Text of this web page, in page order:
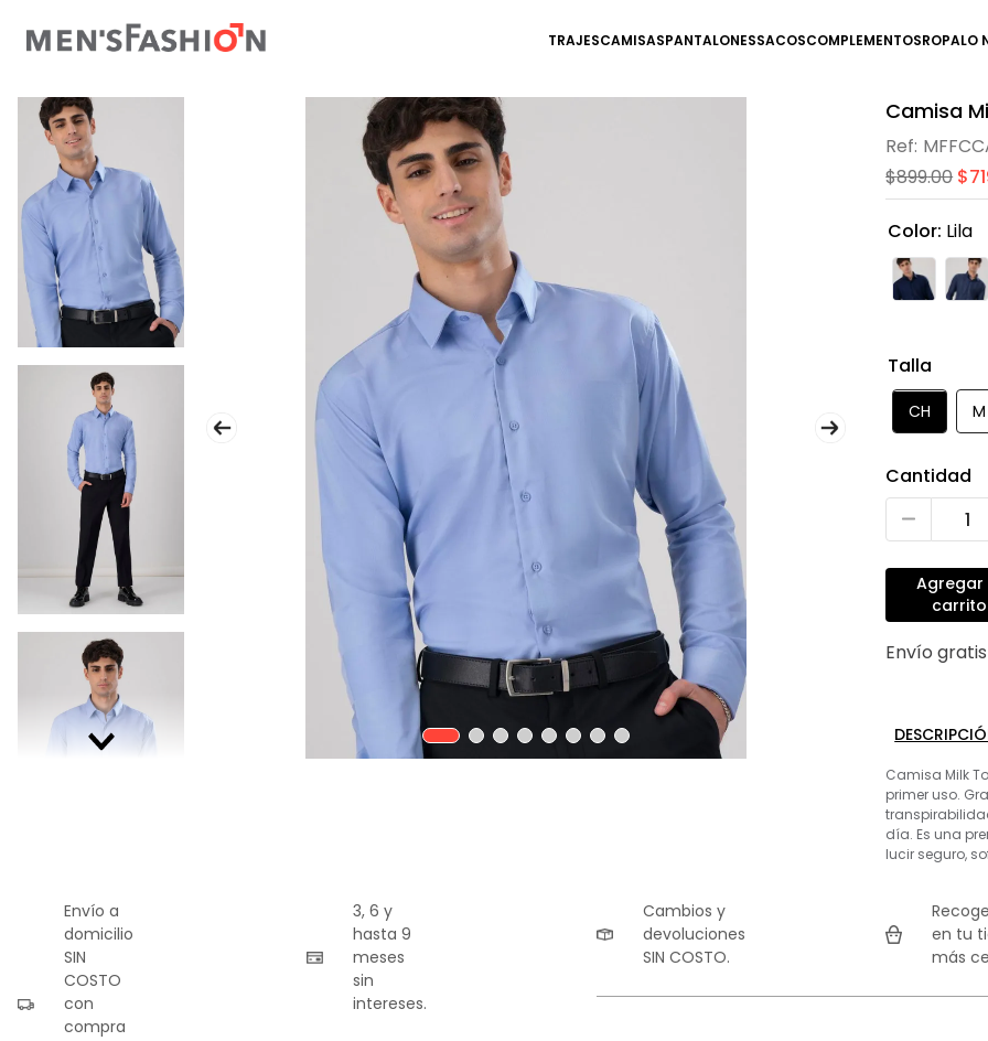
TRAJESCAMISASPANTALONESSACOSCOMPLEMENTOSROPALO
Camisa
$899.00 $
Talla
CH M
Color: Lila
Cantidad
Agregar
carrito
Envío
Camisa Milk
primer uso.
día. Es una
lucir seguro,
Envío a
domicilio
SIN
COSTO
con
compra
3, 6 y
hasta 9
meses
sin
intereses.
Cambios y
devoluciones
SIN COSTO.
en tu
más
TÉRMINOS MÁS BUSCADOS
1.
traje
camisa
3
pantalon
.
saco
5.
chamarra
sobrecamisa
smoking
chaleco
playera
abrigo